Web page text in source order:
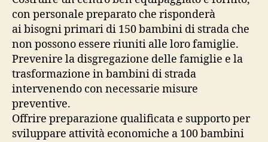
con personale preparato che risponderà
ai bisogni primari di 150 bambini di strada che
non possono essere riuniti alle loro famiglie.
Prevenire la disgregazione delle famiglie e la
trasformazione in bambini di strada
intervenendo con necessarie misure
preventive.
Offrire preparazione qualificata e supporto per
sviluppare attività economiche a 100 bambini